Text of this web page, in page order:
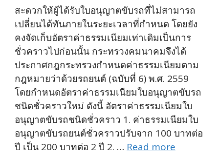
สะดวกให้ผู้ได้รับใบอนุญาตขับรถที่ไม่สามารถ
เปลี่ยนได้ทันภายในระยะเวลาที่กำหนด โดยยัง
คงจัดเก็บอัตราค่าธรรมเนียมเท่าเดิมเป็นการ
ชั่วคราวไปก่อนนั้น กระทรวงคมนาคมจึงได้
ประกาศกฎกระทรวงกำหนดค่าธรรมเนียมตาม
กฎหมายว่าด้วยรถยนต์ (ฉบับที่ 6) พ.ศ. 2559
โดยกำหนดอัตราค่าธรรมเนียมใบอนุญาตขับรถ
ชนิดชั่วคราวใหม่ ดังนี้ อัตราค่าธรรมเนียมใบ
อนุญาตขับรถชนิดชั่วคราว 1. ค่าธรรมเนียมใบ
อนุญาตขับรถยนต์ชั่วคราวปรับจาก 100 บาทต่อ
ปี เป็น 200 บาทต่อ 2 ปี 2. … Read more